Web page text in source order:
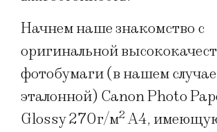
Начнем наше знакомство с
оригинальной
фотобумаги (в нашем случае
эталонной) Canon Photo
Glossy 270г/м2 A4,